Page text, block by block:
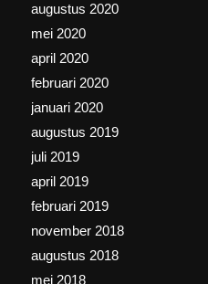
augustus 2020
mei 2020
april 2020
februari 2020
januari 2020
augustus 2019
juli 2019
april 2019
februari 2019
november 2018
augustus 2018
mei 2018